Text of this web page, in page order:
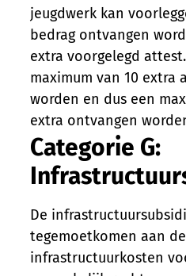
jeugdwerk kan
bedrag ontvangen
extra voorgelegd
maximum van 10 extra
worden en dus een
extra ontvangen
Categorie G:
De
tegemoetkomen aan
infrastructuurkosten